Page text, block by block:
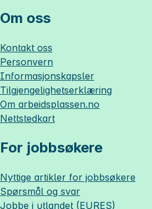
Om oss
Kontakt oss
Personvern
Informasjonskapsler
Tilgjengelighetserklæring
Om arbeidsplassen.no
Nettstedkart
For jobbsøkere
Nyttige artikler for jobbsøkere
Spørsmål og svar
Jobbe i utlandet (EURES)